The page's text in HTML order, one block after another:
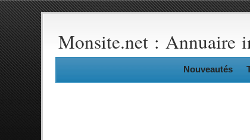
Monsite.net : Annuaire
Nouveautés